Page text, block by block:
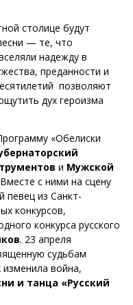
столице будут
— те, что
надежду в
преданности и
позволяют
дух героизма
«Обелиски
и Мужской
с ними на сцену
певец из Санкт-
конкурсов,
конкурса русского
. 23 апреля
судьбам
война,
и танца «Русский